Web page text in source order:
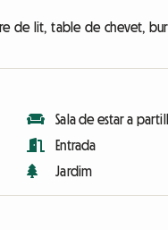
de lit, table de chevet,
Sala de estar a
Entrada
Jardim